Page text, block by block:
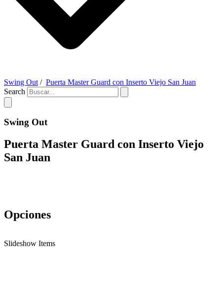
Swing Out / Puerta Master Guard con Inserto Viejo San Juan
Search
Swing Out
Puerta Master Guard con Inserto Viejo
San Juan
Opciones
Slideshow Items